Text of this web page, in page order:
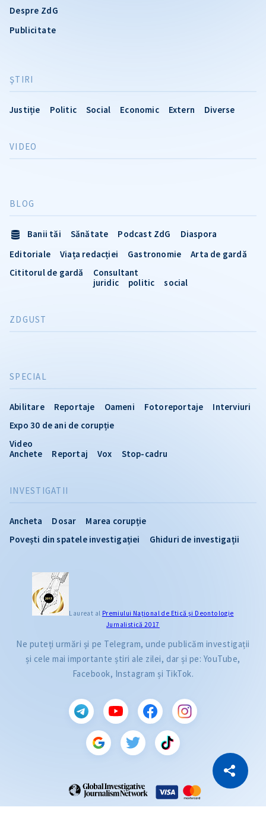
Copiază Link
Despre ZdG
Publicitate
ŞTIRI
Justiție Politic Social Economic Extern Diverse
INVESTIGATII
Ancheta Dosar
Marea corupție
Povești din spatele investigației
Ghiduri de investigații
VIDEO
SPECIAL
Abilitare Reportaje Oameni Fotoreportaje
Interviuri
Expo 30 de ani de corupție
Video
Anchete
Reportaj Vox Stop-cadru
BLOG
Banii tăi Sănătate Podcast ZdG
Diaspora
Editoriale
Viața redacției Gastronomie
Arta de gardă
Cititorul de gardă
Consultant
juridic
politic social
ZDGUST
Laureat al Premiului Naţional de Etică și Deontologie
Jurnalistică 2017
Ne puteți urmări și pe Telegram, unde publicăm investigații
și cele mai importante știri ale zilei, dar și pe: YouTube,
Facebook, Instagram și TikTok.